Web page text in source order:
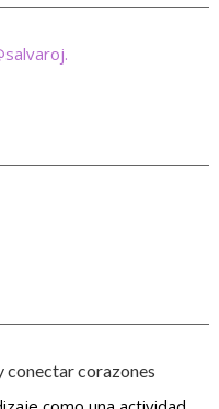
conectar corazones